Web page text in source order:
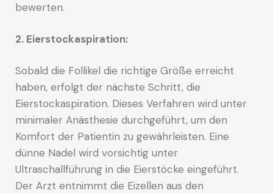
bewerten.
2. Eierstockaspiration:
Sobald die Follikel die richtige Größe erreicht
haben, erfolgt der nächste Schritt, die
Eierstockaspiration. Dieses Verfahren wird unter
minimaler Anästhesie durchgeführt, um den
Komfort der Patientin zu gewährleisten. Eine
dünne Nadel wird vorsichtig unter
Ultraschallführung in die Eierstöcke eingeführt.
Der Arzt entnimmt die Eizellen aus den